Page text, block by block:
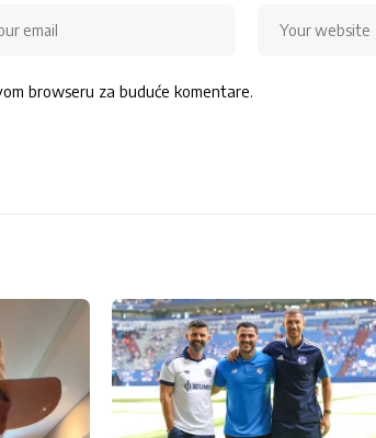
browseru za buduće komentare.